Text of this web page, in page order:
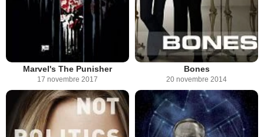
Marvel's The Punisher
17 novembre 2017
Bones
20 novembre 2014